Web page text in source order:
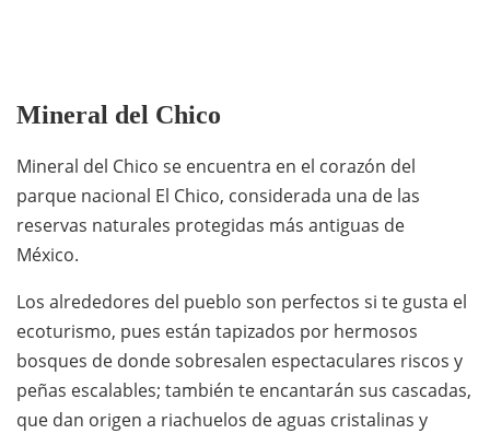
Mineral del Chico
Mineral del Chico se encuentra en el corazón del
parque nacional El Chico, considerada una de las
reservas naturales protegidas más antiguas de
México.
Los alrededores del pueblo son perfectos si te gusta el
ecoturismo, pues están tapizados por hermosos
bosques de donde sobresalen espectaculares riscos y
peñas escalables; también te encantarán sus cascadas,
que dan origen a riachuelos de aguas cristalinas y